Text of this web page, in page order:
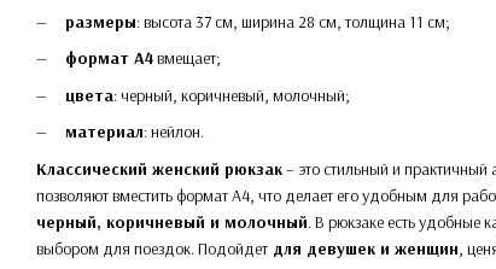
размеры: высота 37 см, ширина 28 см, толщина 11 см;
формат А4вмещает;
цвета: черный, коричневый, молочный;
материал: нейлон.
Классический женский рюкзак– это стильный и практичный
позволяют вместить формат A4, что делает его удобным для
черный, коричневый и молочный. В рюкзаке есть удобные
выбором для поездок. Подойдет для девушек и женщин ,